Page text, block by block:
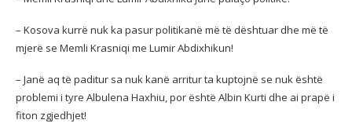
– Kosova kurrë nuk ka pasur politikanë më të dështuar dhe më të
mjerë se Memli Krasniqi me Lumir Abdixhikun!
– Janë aq të paditur sa nuk kanë arritur ta kuptojnë se nuk është
problemi i tyre Albulena Haxhiu, por është Albin Kurti dhe ai prapë i
fiton zgjedhjet!